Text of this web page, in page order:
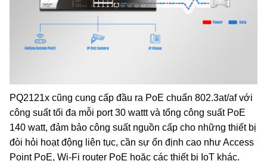
PQ2121x cũng cung cấp đầu ra PoE chuẩn 802.3at/af với
công suất tối đa mỗi port30 wattt và tổng công suất PoE
140 watt, đảm bảo công suất nguồn cấp cho những thiết bị
đòi hỏi hoạt động liên tục, cần sự ổn định cao như Access
Point PoE, Wi-Fi router PoE hoặc các thiết bị IoT khác.